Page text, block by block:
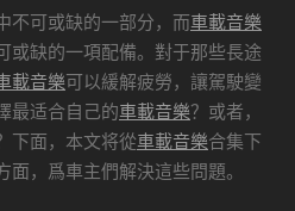
不可或缺的一部分，而車載音樂
或缺的一項配備。對于那些長途
載音樂可以緩解疲勞，讓駕駛變
最适合自己的車載音樂？或者，
下面，本文将從車載音樂合集下
面，爲車主們解決這些問題。